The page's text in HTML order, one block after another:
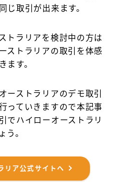
じ取引が出来ます。
トラリアを検討中の方は
ストラリアの取引を体感
ます。
ーストラリアのデモ取引
っていきますので本記事
でハイローオーストラリ
う。
リア公式サイトへ